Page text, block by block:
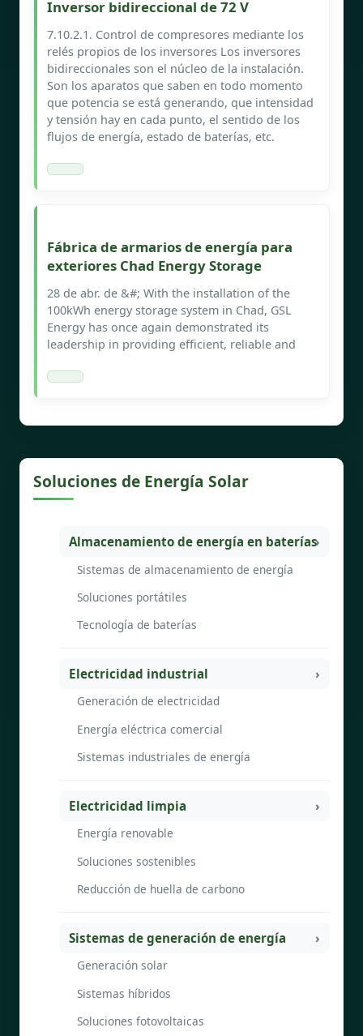
Inversor bidireccional de 72 V
7.10.2.1. Control de compresores mediante los
relés propios de los inversores Los inversores
bidireccionales son el núcleo de la instalación.
Son los aparatos que saben en todo momento
que potencia se está generando, que intensidad
y tensión hay en cada punto, el sentido de los
flujos de energía, estado de baterías, etc.
Fábrica de armarios de energía para
exteriores Chad Energy Storage
28 de abr. de &#; With the installation of the
100kWh energy storage system in Chad, GSL
Energy has once again demonstrated its
leadership in providing efficient, reliable and
Soluciones de Energía Solar
Almacenamiento de energía en baterías
Sistemas de almacenamiento de energía
Soluciones portátiles
Tecnología de baterías
Electricidad industrial
Generación de electricidad
Energía eléctrica comercial
Sistemas industriales de energía
Electricidad limpia
Energía renovable
Soluciones sostenibles
Reducción de huella de carbono
Sistemas de generación de energía
Generación solar
Sistemas híbridos
Soluciones fotovoltaicas